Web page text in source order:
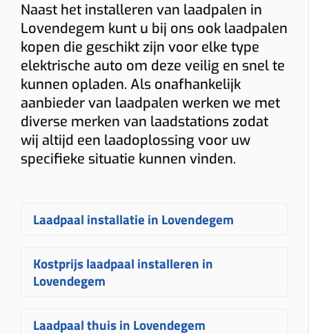
Naast het installeren van laadpalen in
Lovendegem kunt u bij ons ook laadpalen
kopen die geschikt zijn voor elke type
elektrische auto om deze veilig en snel te
kunnen opladen. Als onafhankelijk
aanbieder van laadpalen werken we met
diverse merken van laadstations zodat
wij altijd een laadoplossing voor uw
specifieke situatie kunnen vinden.
Laadpaal installatie in Lovendegem
Een
laadpaal laten installeren in
Lovendegem gebeurt bij Plugnet
volledig op maat. Na uw aanvraag
Kostprijs laadpaal installeren in
Lovendegem
De
prijs voor een laadpaal installeren
Laadpaal thuis in Lovendegem